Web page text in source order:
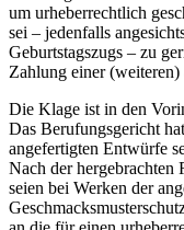
um urheberrechtlich
sei – jedenfalls
Geburtstagszugs – zu
Zahlung einer (weiteren)
Die Klage ist in den
Das Berufungsgericht
angefertigten Entwürfe
Nach der hergebrachten
seien bei Werken der